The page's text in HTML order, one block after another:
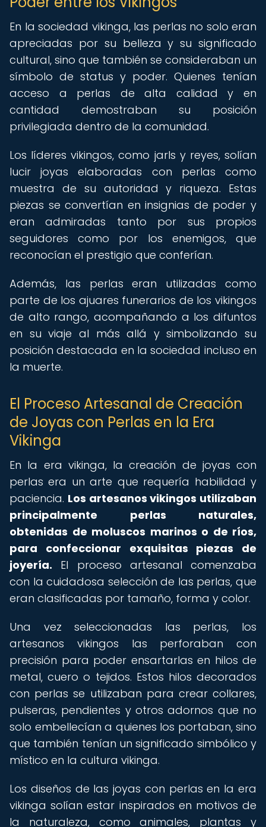
En la sociedad vikinga, las perlas no solo eran
apreciadas por su belleza y su significado
cultural, sino que también se consideraban un
símbolo de status y poder. Quienes tenían
acceso a perlas de alta calidad y en
cantidad demostraban su posición
privilegiada dentro de la comunidad.
Los líderes vikingos, como jarls y reyes, solían
lucir joyas elaboradas con perlas como
muestra de su autoridad y riqueza. Estas
piezas se convertían en insignias de poder y
eran admiradas tanto por sus propios
seguidores como por los enemigos, que
reconocían el prestigio que conferían.
Además, las perlas eran utilizadas como
parte de los ajuares funerarios de los vikingos
de alto rango, acompañando a los difuntos
en su viaje al más allá y simbolizando su
posición destacada en la sociedad incluso en
la muerte.
El Proceso Artesanal de Creación
de Joyas con Perlas en la Era
Vikinga
En la era vikinga, la creación de joyas con
perlas era un arte que requería habilidad y
paciencia. Los artesanos vikingos utilizaban
principalmente perlas naturales,
obtenidas de moluscos marinos o de ríos,
para confeccionar exquisitas piezas de
joyería. El proceso artesanal comenzaba
con la cuidadosa selección de las perlas, que
eran clasificadas por tamaño, forma y color.
Una vez seleccionadas las perlas, los
artesanos vikingos las perforaban con
precisión para poder ensartarlas en hilos de
metal, cuero o tejidos. Estos hilos decorados
con perlas se utilizaban para crear collares,
pulseras, pendientes y otros adornos que no
solo embellecían a quienes los portaban, sino
que también tenían un significado simbólico y
místico en la cultura vikinga.
Los diseños de las joyas con perlas en la era
vikinga solían estar inspirados en motivos de
la naturaleza, como animales, plantas y